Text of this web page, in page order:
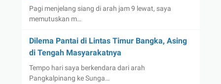
Pagi menjelang siang di arah jam 9 lewat, saya
memutuskan m…
Dilema Pantai di Lintas Timur Bangka, Asing
di Tengah Masyarakatnya
Tempo hari saya berkendara dari arah
Pangkalpinang ke Sunga…